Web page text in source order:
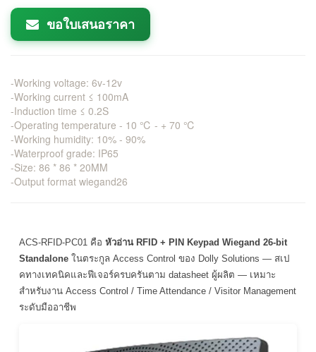
ขอใบเสนอราคา
-Working voltage: 6v-12v
-Working current ≤ 100mA
-Induction time ≤ 0.2S
-Operating temperature - 10 ℃ - + 70 ℃
-Working humidity: 10% - 90%
-Waterproof grade: IP65
-Size: 86 * 86 * 20MM
-Output format wiegand26
ACS-RFID-PC01 คือ หัวอ่าน RFID + PIN Keypad Wiegand 26-bit
Standalone ในตระกูล Access Control ของ Dolly Solutions — สเป
คทางเทคนิคและฟีเจอร์ครบครันตาม datasheet ผู้ผลิต — เหมาะ
สำหรับงาน Access Control / Time Attendance / Visitor Management
ระดับมืออาชีพ